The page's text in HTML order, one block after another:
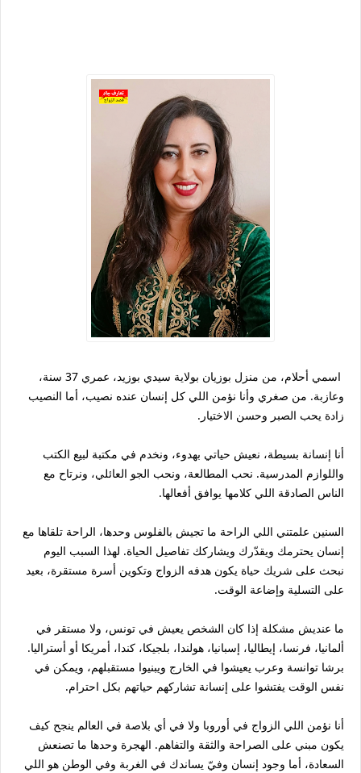
اسمي أحلام، من منزل بوزيان بولاية سيدي بوزيد، عمري 37 سنة،
وعازبة. من صغري وأنا نؤمن اللي كل إنسان عنده نصيب، أما النصيب
زادة يحب الصبر وحسن الاختيار.
أنا إنسانة بسيطة، نعيش حياتي بهدوء، ونخدم في مكتبة لبيع الكتب
واللوازم المدرسية. نحب المطالعة، ونحب الجو العائلي، ونرتاح مع
الناس الصادقة اللي كلامها يوافق أفعالها.
السنين علمتني اللي الراحة ما تجيش بالفلوس وحدها، الراحة تلقاها مع
إنسان يحترمك ويقدّرك ويشاركك تفاصيل الحياة. لهذا السبب اليوم
نبحث على شريك حياة يكون هدفه الزواج وتكوين أسرة مستقرة، بعيد
على التسلية وإضاعة الوقت.
ما عنديش مشكلة إذا كان الشخص يعيش في تونس، ولا مستقر في
ألمانيا، فرنسا، إيطاليا، إسبانيا، هولندا، بلجيكا، كندا، أمريكا أو أستراليا.
برشا توانسة وعرب يعيشوا في الخارج ويبنيوا مستقبلهم، ويمكن في
نفس الوقت يفتشوا على إنسانة تشاركهم حياتهم بكل احترام.
أنا نؤمن اللي الزواج في أوروبا ولا في أي بلاصة في العالم ينجح كيف
يكون مبني على الصراحة والثقة والتفاهم. الهجرة وحدها ما تصنعش
السعادة، أما وجود إنسان وفيّ يساندك في الغربة وفي الوطن هو اللي